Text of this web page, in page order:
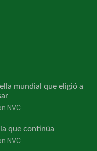
mundial que eligió a
NVC
que continúa
NVC